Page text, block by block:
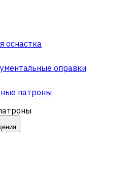
оснастка
оправки
патроны